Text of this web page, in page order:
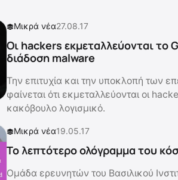
Μικρά νέα27.08.17
Οι hackers εκμεταλλεύονται το
διάδοση malware
Την επιτυχία και την υποκλοπή των
φαίνεται ότι εκμεταλλεύονται οι
κακόβουλο λογισμικό.
Μικρά νέα19.05.17
Το λεπτότερο ολόγραμμα του
Ομάδα ερευνητών του Βασιλικού